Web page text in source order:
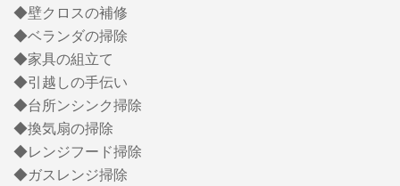
◆壁クロスの補修
◆ベランダの掃除
◆家具の組立て
◆引越しの手伝い
◆台所ンシンク掃除
◆換気扇の掃除
◆レンジフード掃除
◆ガスレンジ掃除